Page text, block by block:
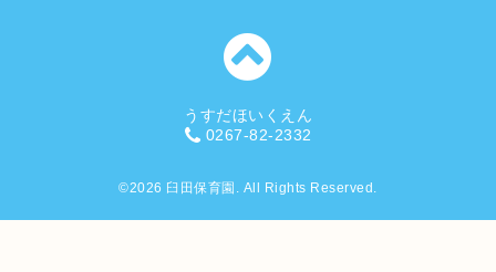
うすだほいくえん
0267-82-2332
©2026 臼田保育園 . All Rights Reserved.